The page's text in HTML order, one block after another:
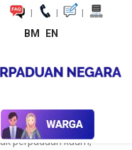
| | |
BM EN
Keratan Akhbar
perpaduan kaum,